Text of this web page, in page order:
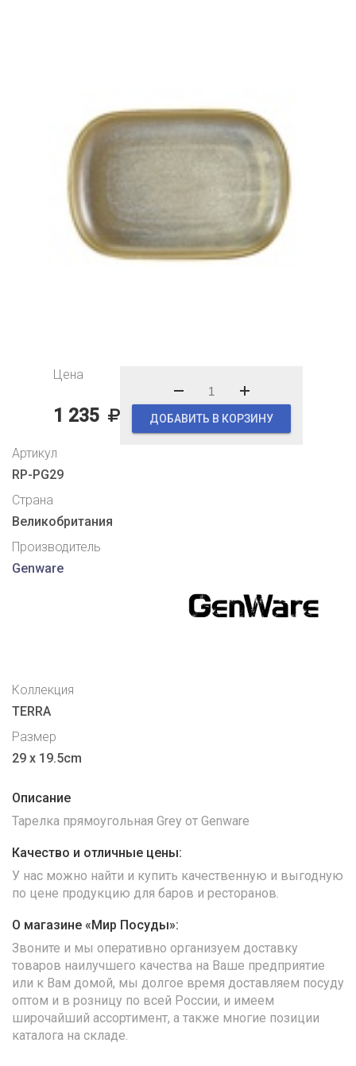
Цена
1 235 ДОБАВИТЬ В КОРЗИНУ
Артикул
RP-PG29
Страна
Великобритания
Производитель
Genware
Коллекция
TERRA
Размер
29 x 19.5cm
Описание
Тарелка прямоугольная Grey от Genware
Качество и отличные цены:
У нас можно найти и купить качественную и выгодную
по цене продукцию для баров и ресторанов.
О магазине «Мир Посуды»:
Звоните и мы оперативно организуем доставку
товаров наилучшего качества на Ваше предприятие
или к Вам домой, мы долгое время доставляем посуду
оптом и в розницу по всей России, и имеем
широчайший ассортимент, а также многие позиции
каталога на складе.